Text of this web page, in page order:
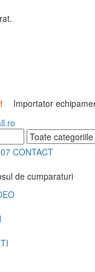
!
Importator
CONTACT
de cumparaturi